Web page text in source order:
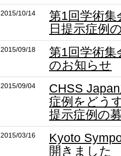
2015/10/14
第1回学術
日提示症例
2015/09/18
第1回学術
のお知らせ
2015/09/04
CHSS
症例をどう
提示症例の
2015/03/16
Kyoto
開きました